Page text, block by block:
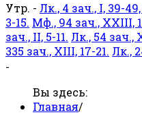
Утр. - Лк., 4 зач., I, 39-49,
3-15. Мф., 94 зач., XXIII,
зач., II, 5-11. Лк., 54 зач.,
335 зач., XIII, 17-21. Лк.,
-
Вы здесь:
Главная/